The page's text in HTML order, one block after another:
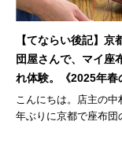
【てならい後記】京
団屋さんで、マイ座
れ体験。《2025年春
こんにちは。店主の中
年ぶりに京都で座布団